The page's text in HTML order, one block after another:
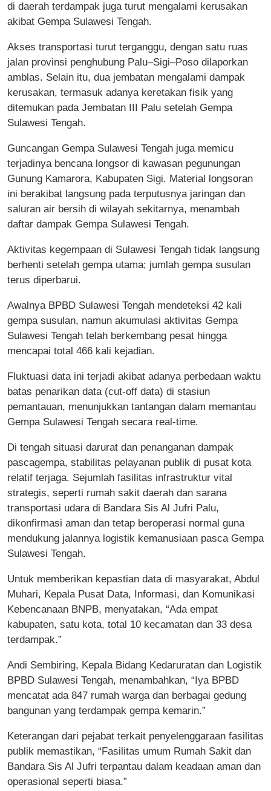
di daerah terdampak juga turut mengalami kerusakan
akibat Gempa Sulawesi Tengah.
Akses transportasi turut terganggu, dengan satu ruas
jalan provinsi penghubung Palu–Sigi–Poso dilaporkan
amblas. Selain itu, dua jembatan mengalami dampak
kerusakan, termasuk adanya keretakan fisik yang
ditemukan pada Jembatan III Palu setelah Gempa
Sulawesi Tengah.
Guncangan Gempa Sulawesi Tengah juga memicu
terjadinya bencana longsor di kawasan pegunungan
Gunung Kamarora, Kabupaten Sigi. Material longsoran
ini berakibat langsung pada terputusnya jaringan dan
saluran air bersih di wilayah sekitarnya, menambah
daftar dampak Gempa Sulawesi Tengah.
Aktivitas kegempaan di Sulawesi Tengah tidak langsung
berhenti setelah gempa utama; jumlah gempa susulan
terus diperbarui.
Awalnya BPBD Sulawesi Tengah mendeteksi 42 kali
gempa susulan, namun akumulasi aktivitas Gempa
Sulawesi Tengah telah berkembang pesat hingga
mencapai total 466 kali kejadian.
Fluktuasi data ini terjadi akibat adanya perbedaan waktu
batas penarikan data (cut-off data) di stasiun
pemantauan, menunjukkan tantangan dalam memantau
Gempa Sulawesi Tengah secara real-time.
Di tengah situasi darurat dan penanganan dampak
pascagempa, stabilitas pelayanan publik di pusat kota
relatif terjaga. Sejumlah fasilitas infrastruktur vital
strategis, seperti rumah sakit daerah dan sarana
transportasi udara di Bandara Sis Al Jufri Palu,
dikonfirmasi aman dan tetap beroperasi normal guna
mendukung jalannya logistik kemanusiaan pasca Gempa
Sulawesi Tengah.
Untuk memberikan kepastian data di masyarakat, Abdul
Muhari, Kepala Pusat Data, Informasi, dan Komunikasi
Kebencanaan BNPB, menyatakan, “Ada empat
kabupaten, satu kota, total 10 kecamatan dan 33 desa
terdampak.”
Andi Sembiring, Kepala Bidang Kedaruratan dan Logistik
BPBD Sulawesi Tengah, menambahkan, “Iya BPBD
mencatat ada 847 rumah warga dan berbagai gedung
bangunan yang terdampak gempa kemarin.”
Keterangan dari pejabat terkait penyelenggaraan fasilitas
publik memastikan, “Fasilitas umum Rumah Sakit dan
Bandara Sis Al Jufri terpantau dalam keadaan aman dan
operasional seperti biasa.”